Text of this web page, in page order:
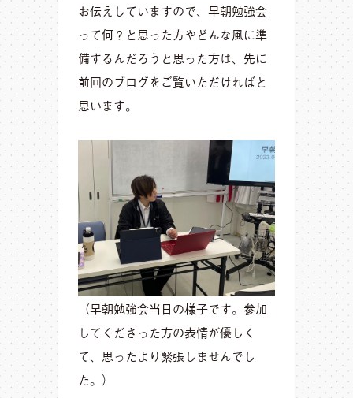
お伝えしていますので、早朝勉強会
って何？と思った方やどんな風に準
備するんだろうと思った方は、先に
前回のブログをご覧いただければと
思います。
（早朝勉強会当日の様子です。参加
してくださった方の表情が優しく
て、思ったより緊張しませんでし
た。）